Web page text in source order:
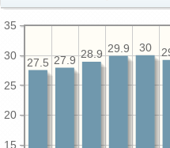
15
20
25
30
35
30
29.9
28.9
27.9
27.5